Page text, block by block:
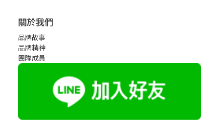
關於我們
品牌故事
品牌精神
團隊成員